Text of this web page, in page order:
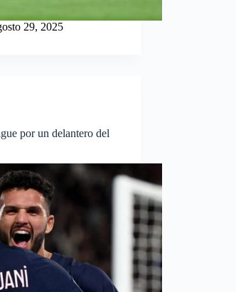
29, 2025
por un delantero del